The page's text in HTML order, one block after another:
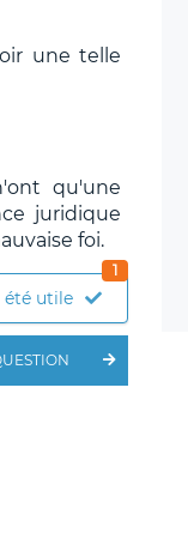
une telle
qu'une
juridique
foi.
été utile
1